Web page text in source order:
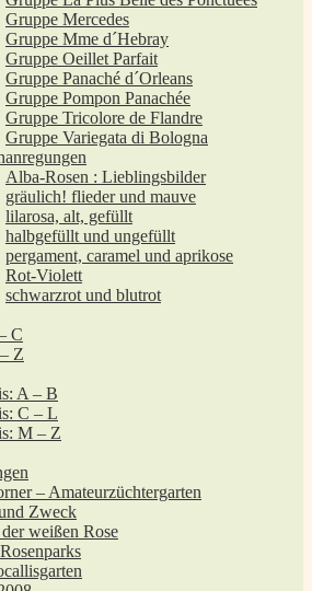
Gruppe Mercedes
Gruppe Mme d´Hebray
Gruppe Oeillet Parfait
Gruppe Panaché d´Orleans
Gruppe Pompon Panachée
Gruppe Tricolore de Flandre
Gruppe Variegata di Bologna
Alba-Rosen : Lieblingsbilder
gräulich! flieder und mauve
lilarosa, alt, gefüllt
halbgefüllt und ungefüllt
pergament, caramel und aprikose
Rot-Violett
schwarzrot und blutrot
C
Z
A – B
C – L
M – Z
– Amateurzüchtergarten
Zweck
weißen Rose